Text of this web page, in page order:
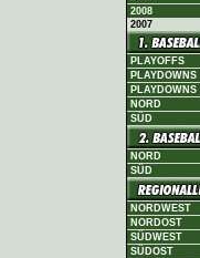
2008
2007
PLAYOFFS
PLAYDOWNS
PLAYDOWNS
NORD
SÜD
NORD
SÜD
NORDWEST
NORDOST
SÜDWEST
SÜDOST